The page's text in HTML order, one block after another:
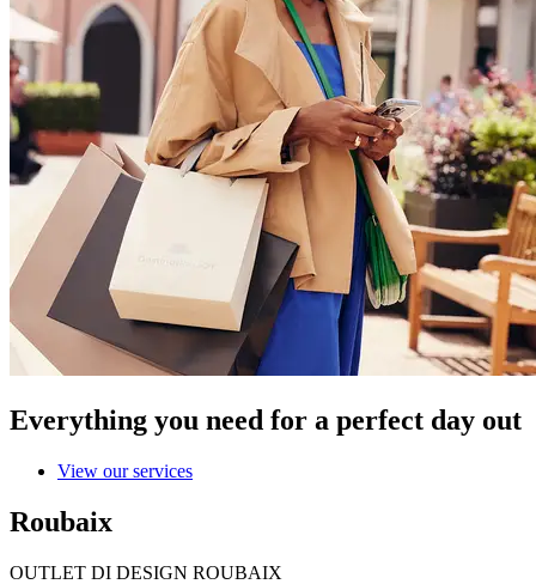
Everything you need for a perfect day out
View our services
Roubaix
OUTLET DI DESIGN ROUBAIX